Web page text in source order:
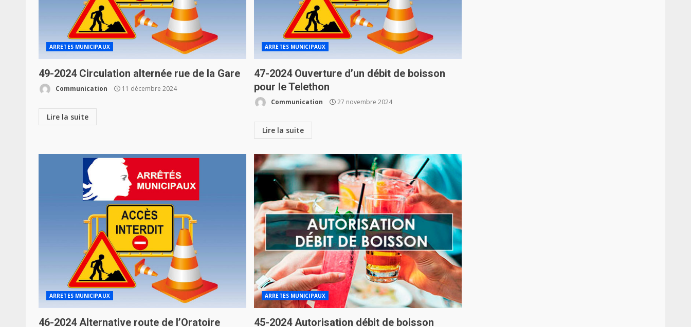
ARRETES MUNICIPAUX
49-2024 Circulation alternée rue de la Gare
Communication 11 décembre 2024
Lire la suite
ARRETES MUNICIPAUX
47-2024 Ouverture d’un débit de boisson
pour le Telethon
Communication 27 novembre 2024
Lire la suite
ARRETES MUNICIPAUX
46-2024 Alternative route de l’Oratoire
ARRETES MUNICIPAUX
45-2024 Autorisation débit de boisson